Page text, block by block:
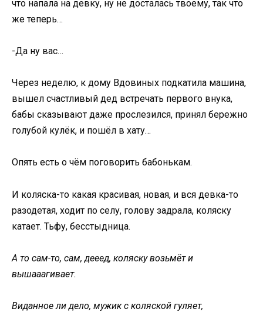
что напала на девку, ну не досталась твоему, так что
же теперь…
-Да ну вас…
Через неделю, к дому Вдовиных подкатила машина,
вышел счастливый дед встречать первого внука,
бабы сказывают даже прослезился, принял бережно
голубой кулёк, и пошёл в хату…
Опять есть о чём поговорить бабонькам.
И коляска-то какая красивая, новая, и вся девка-то
разодетая, ходит по селу, голову задрала, коляску
катает. Тьфу, бесстыдница.
А то сам-то, сам, дееед, коляску возьмёт и
вышааагивает.
Виданное ли дело, мужик с коляской гуляет,